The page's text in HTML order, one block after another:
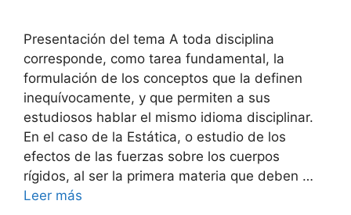
Presentación del tema A toda disciplina
corresponde, como tarea fundamental, la
formulación de los conceptos que la definen
inequívocamente, y que permiten a sus
estudiosos hablar el mismo idioma disciplinar.
En el caso de la Estática, o estudio de los
efectos de las fuerzas sobre los cuerpos
rígidos, al ser la primera materia que deben …
Leer más